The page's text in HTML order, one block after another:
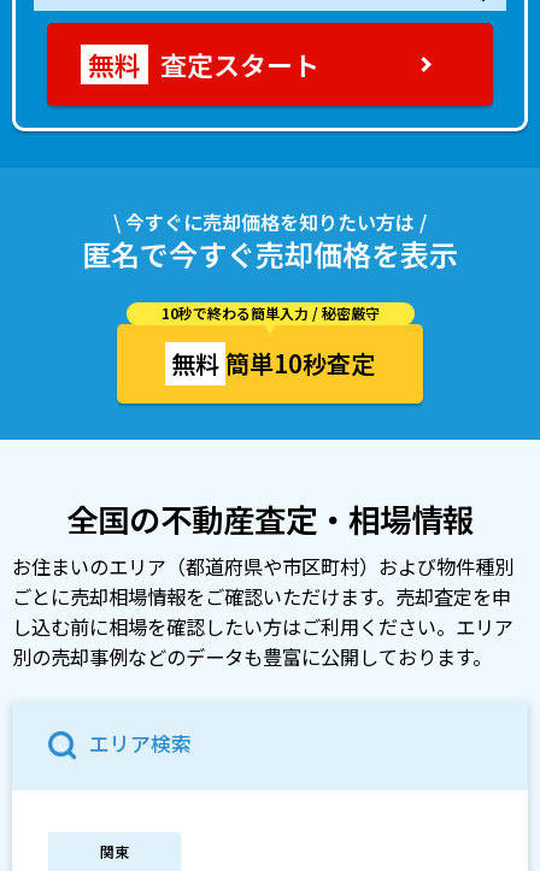
査定スタート
\ 今すぐに売却価格を知りたい方は /
匿名で今すぐ売却価格を表示
10秒で終わる簡単入力 / 秘密厳守
無料簡単10秒査定
全国の不動産査定・相場情報
お住まいのエリア（都道府県や市区町村）および物件種別
ごとに売却相場情報をご確認いただけます。売却査定を申
し込む前に相場を確認したい方はご利用ください。エリア
別の売却事例などのデータも豊富に公開しております。
エリア検索
関東